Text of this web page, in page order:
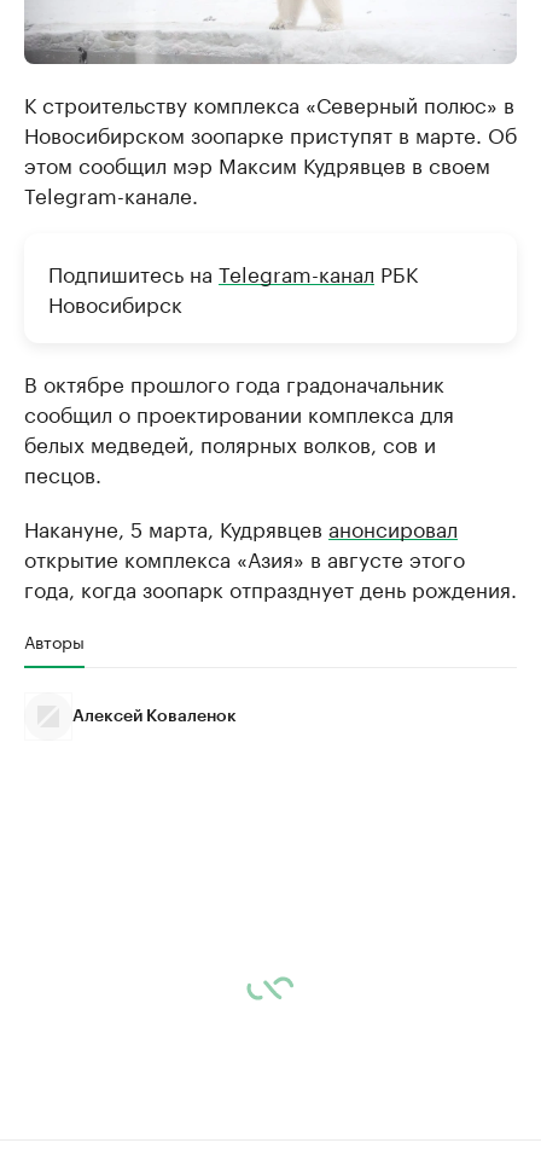
К строительству комплекса «Северный полюс» в
Новосибирском зоопарке приступят в марте. Об
этом сообщил мэр Максим Кудрявцев в своем
Telegram-канале.
Подпишитесь на Telegram-канал РБК
Новосибирск
В октябре прошлого года градоначальник
сообщил о проектировании комплекса для
белых медведей, полярных волков, сов и
песцов.
Накануне, 5 марта, Кудрявцев анонсировал
открытие комплекса «Азия» в августе этого
года, когда зоопарк отпразднует день рождения.
Авторы
Алексей Коваленок